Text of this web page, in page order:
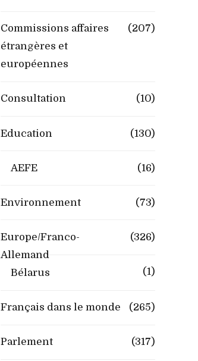
Commissions affaires
étrangères et
européennes
(207)
Consultation (10)
Education (130)
AEFE (16)
Environnement (73)
Europe/Franco-
Allemand
(326)
Bélarus (1)
Français dans le monde (265)
Parlement (317)